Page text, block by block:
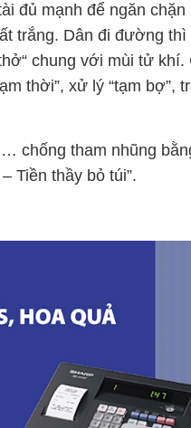
đủ mạnh để ngăn chặn
trắng. Dân đi đường
chung với mùi tử khí.
thời”, xử lý “tạm bợ”,
chống tham nhũng
Tiền thầy bỏ túi”.